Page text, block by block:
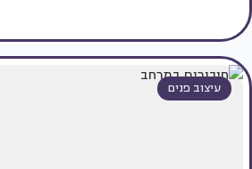
עיצוב פנים